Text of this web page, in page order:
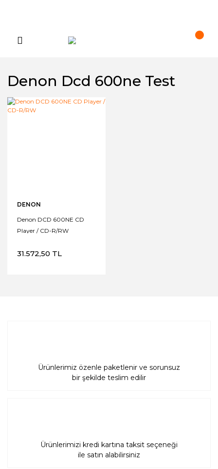
Denon Dcd 600ne Test
DENON
Denon DCD 600NE CD
Player / CD-R/RW
31.572,50 TL
Ürünlerimiz özenle paketlenir ve sorunsuz
bir şekilde teslim edilir
Ürünlerimizi kredi kartına taksit seçeneği
ile satın alabilirsiniz